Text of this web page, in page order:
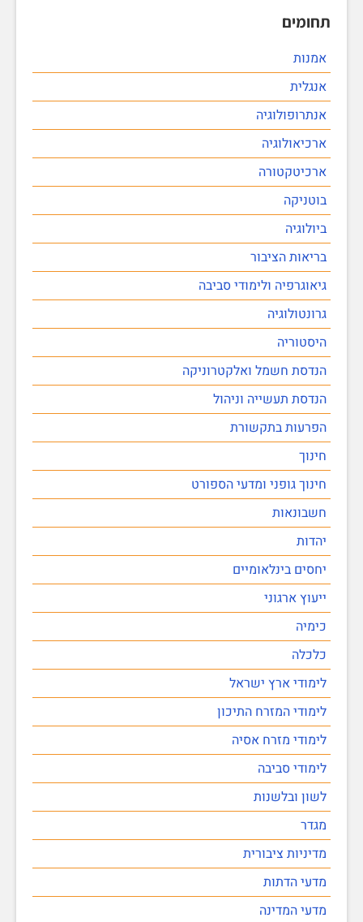
תחומים
אמנות
אנגלית
אנתרופולוגיה
ארכיאולוגיה
ארכיטקטורה
בוטניקה
ביולוגיה
בריאות הציבור
גיאוגרפיה ולימודי סביבה
גרונטולוגיה
היסטוריה
הנדסת חשמל ואלקטרוניקה
הנדסת תעשייה וניהול
הפרעות בתקשורת
חינוך
חינוך גופני ומדעי הספורט
חשבונאות
יהדות
יחסים בינלאומיים
ייעוץ ארגוני
כימיה
כלכלה
לימודי ארץ ישראל
לימודי המזרח התיכון
לימודי מזרח אסיה
לימודי סביבה
לשון ובלשנות
מגדר
מדיניות ציבורית
מדעי הדתות
מדעי המדינה